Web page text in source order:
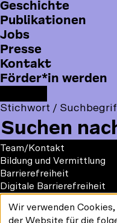
Geschichte
Publikationen
Jobs
Presse
B
o
t
t
o
m
m
e
n
u
Kontakt
Förder*in werden
o
l
l
o
w
u
s
a
c
e
b
o
k
o
u
T
u
b
e
n
s
t
a
g
r
a
m
Stichwort /
Inventing Queer Cinema
© Jonas Walter
Deutsche
Kinemathek
Mauerstraße 79, 10117
Google Maps
Footer
1
Team/Kontakt
Bildung und Vermittlung
Barrierefreiheit
Digitale Barrierefreiheit
Vermietung
#kinemathek
Verwendung
Wir verwenden
der Website für die